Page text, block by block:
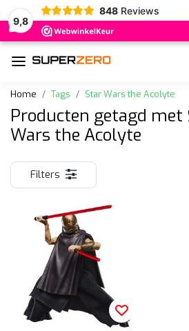
9,8
848 Reviews
Home Tags Star Wars the Acolyte
Producten getagd met
Wars the Acolyte
Filters